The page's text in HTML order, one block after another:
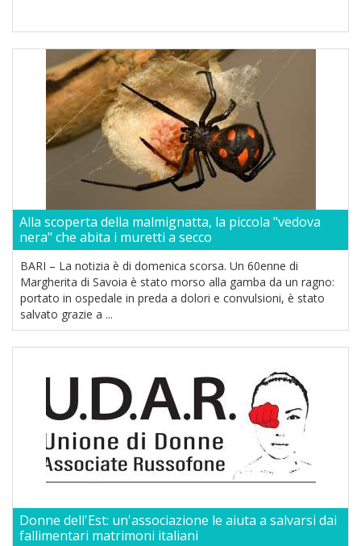
Alla scoperta della malmignatta, la piccola "vedova
nera" che abita i muretti a secco
BARI – La notizia è di domenica scorsa. Un 60enne di
Margherita di Savoia è stato morso alla gamba da un ragno:
portato in ospedale in preda a dolori e convulsioni, è stato
salvato grazie a ...
Donne dell'Est: un'associazione le aiuta a salvarsi dai
fallimentari matrimoni italiani